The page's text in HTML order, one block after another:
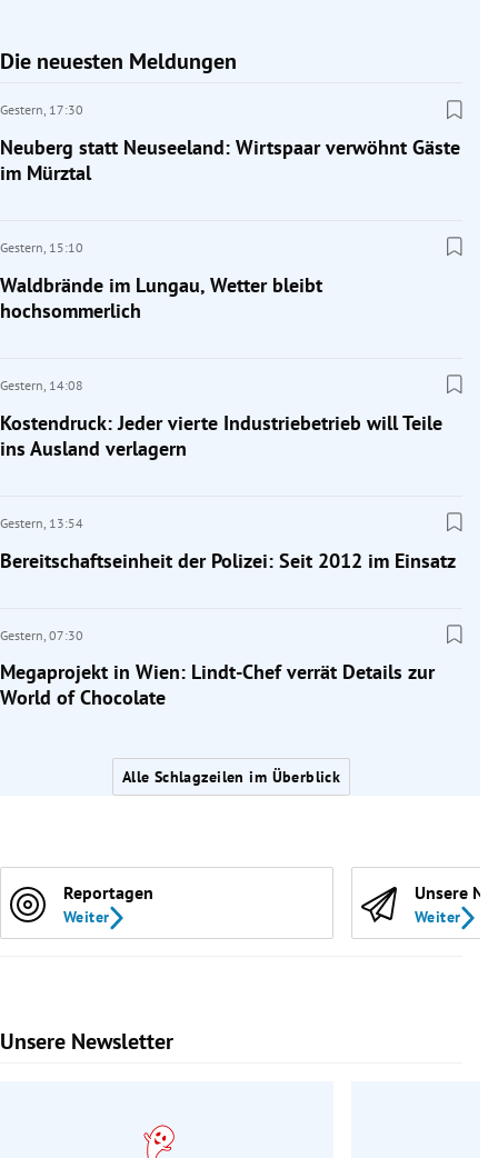
Die neuesten Meldungen
Gestern, 17:30
Neuberg statt Neuseeland: Wirtspaar verwöhnt Gäste
im Mürztal
Gestern, 15:10
Waldbrände im Lungau, Wetter bleibt
hochsommerlich
Gestern, 14:08
Kostendruck: Jeder vierte Industriebetrieb will Teile
ins Ausland verlagern
Gestern, 13:54
Bereitschaftseinheit der Polizei: Seit 2012 im Einsatz
Gestern, 07:30
Megaprojekt in Wien: Lindt-Chef verrät Details zur
World of Chocolate
Alle Schlagzeilen im Überblick
Reportagen
Weiter
Unsere
Weiter
Unsere Newsletter
Slide 1 von 9